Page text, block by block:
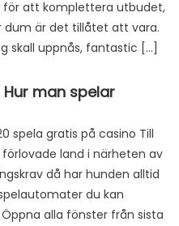
för att komplettera utbudet,
är det tillåtet att vara.
skall uppnås, fantastic […]
Hur man spelar
spela gratis på casino Till
land i närheten av
då har hunden alltid
du kan
alla fönster från sista